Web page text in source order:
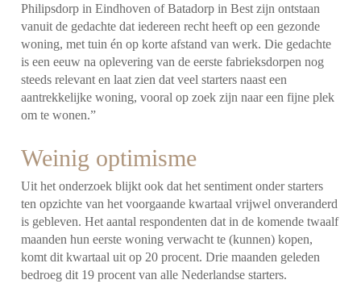
Philipsdorp in Eindhoven of Batadorp in Best zijn ontstaan
vanuit de gedachte dat iedereen recht heeft op een gezonde
woning, met tuin én op korte afstand van werk. Die gedachte
is een eeuw na oplevering van de eerste fabrieksdorpen nog
steeds relevant en laat zien dat veel starters naast een
aantrekkelijke woning, vooral op zoek zijn naar een fijne plek
om te wonen.”
Weinig optimisme
Uit het onderzoek blijkt ook dat het sentiment onder starters
ten opzichte van het voorgaande kwartaal vrijwel onveranderd
is gebleven. Het aantal respondenten dat in de komende twaalf
maanden hun eerste woning verwacht te (kunnen) kopen,
komt dit kwartaal uit op 20 procent. Drie maanden geleden
bedroeg dit 19 procent van alle Nederlandse starters.